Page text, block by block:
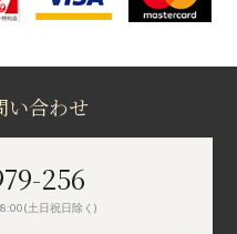
い合わせ
256
土日祝日除く)